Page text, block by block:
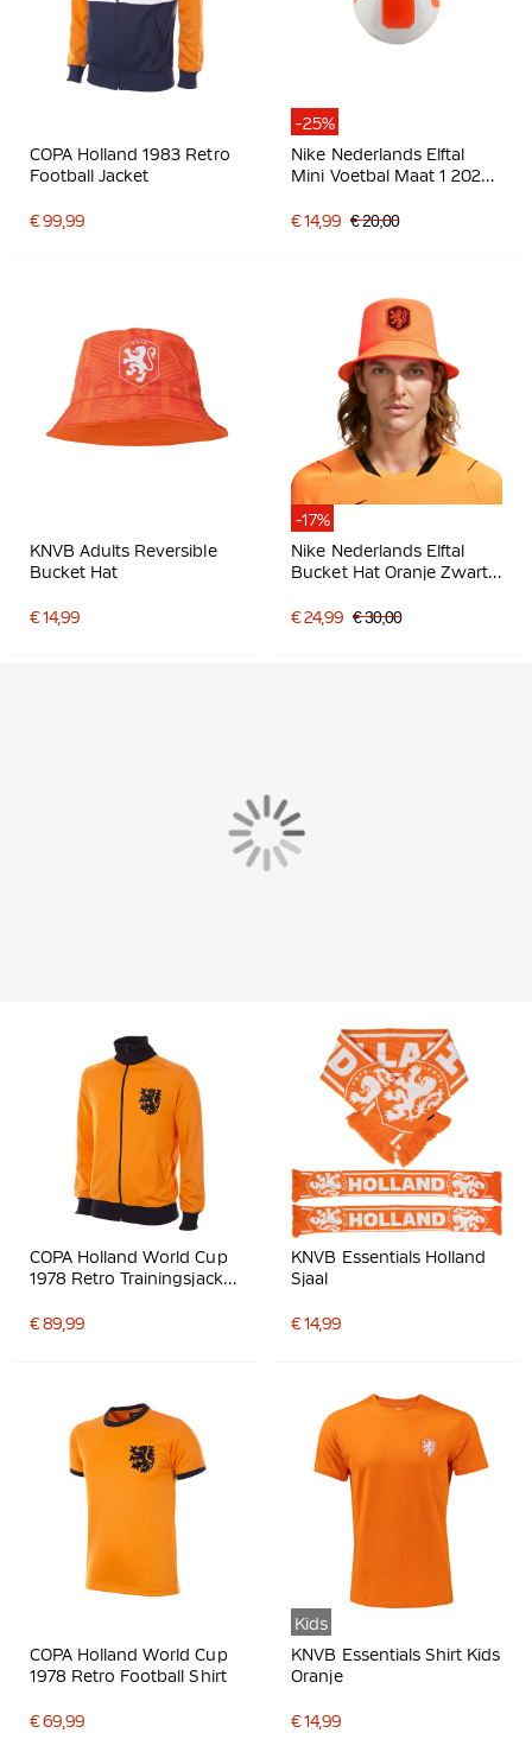
COPA Holland 1983 Retro
Football Jacket
€ 99,99
-25%
Nike Nederlands Elftal
Mini Voetbal Maat 1 2026-
€ 14,99 € 20,00
KNVB Adults Reversible
Bucket Hat
€ 14,99
-17%
Nike Nederlands Elftal
Bucket Hat Oranje Zwart
€ 24,99 € 30,00
COPA Holland World Cup
1978 Retro Trainingsjack
€ 89,99
KNVB Essentials Holland
Sjaal
€ 14,99
COPA Holland World Cup
1978 Retro Football Shirt
€ 69,99
Kids
KNVB Essentials Shirt Kids
Oranje
€ 14,99